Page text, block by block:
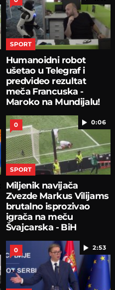
SPORT
Humanoidni robot
ušetao u Telegraf i
predvideo rezultat
meča Francuska -
Maroko na Mundijalu!
0:06
0
SPORT
Miljenik navijača
Zvezde Markus Vilijams
brutalno isprozivao
igrača na meču
Švajcarska - BiH
2:53
0